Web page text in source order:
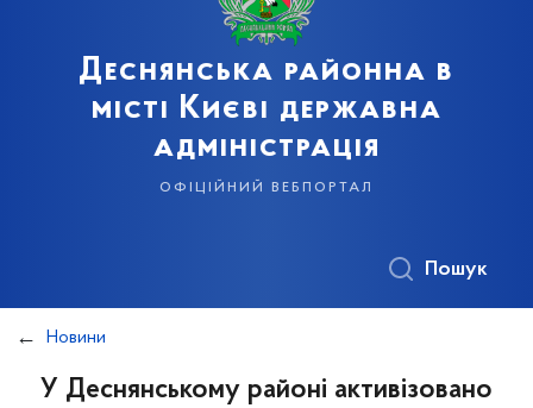
Деснянська районна в
місті Києві державна
адміністрація
офіційний вебпортал
Пошук
Новини
У Деснянському районі активізовано